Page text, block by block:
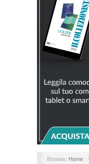
Browse: Home /